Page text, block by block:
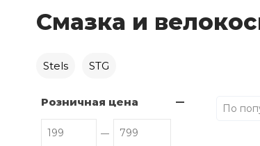
Смазка и
Stels STG
Розничная цена По